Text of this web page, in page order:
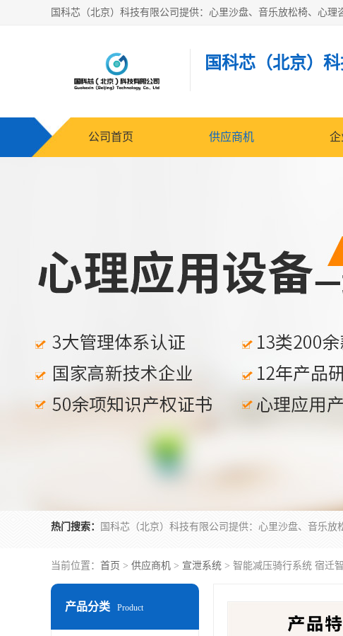
国科芯（北京）
公司首页 供应商机 企
热门搜索：
当前位置： 首页 > 供应商机 > 宣泄系统 > 智能减压骑行系统 宿迁
产品分类 Product